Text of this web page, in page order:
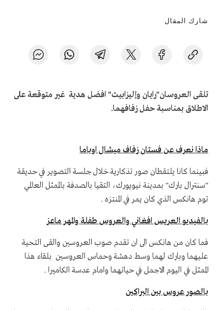
شارك المقال
تلقى العروسان"رايان وإليزابيث" افضل هدية غير متوقعة على
الاطلاق بمناسبة حفل زفافهما.
ماذا نعرف عن فستان زفاف ميشال اوباما
فبينما كانا يلتقطان صور تذكارية خلال جلسة التصوير في حديقة
"سنترال بارك" بمدينة نيويورك، التقيا بالصدفة بالممثل العالمي
توم هانكس الذي كان يمر في المنتزه .
بالفيديو العريس افغاني والعروس طفلة والمهر ماعز
فما كان من هانكس الى ان تقدم صوب العروسين والقى التحية
عليهما وبارك لهما وسط دهشة وحماس العروسين بلقاء هذا
الممثل في اليوم الاجمل في حياتهما وامام عدسة الكاميرا .
بالصور عروس بين البراكين